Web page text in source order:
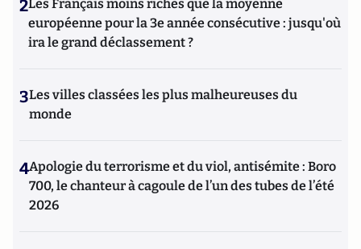
2Les Français moins riches que la moyenne
européenne pour la 3e année consécutive : jusqu'où
ira le grand déclassement ?
3Les villes classées les plus malheureuses du
monde
4Apologie du terrorisme et du viol, antisémite : Boro
700, le chanteur à cagoule de l’un des tubes de l’été
2026